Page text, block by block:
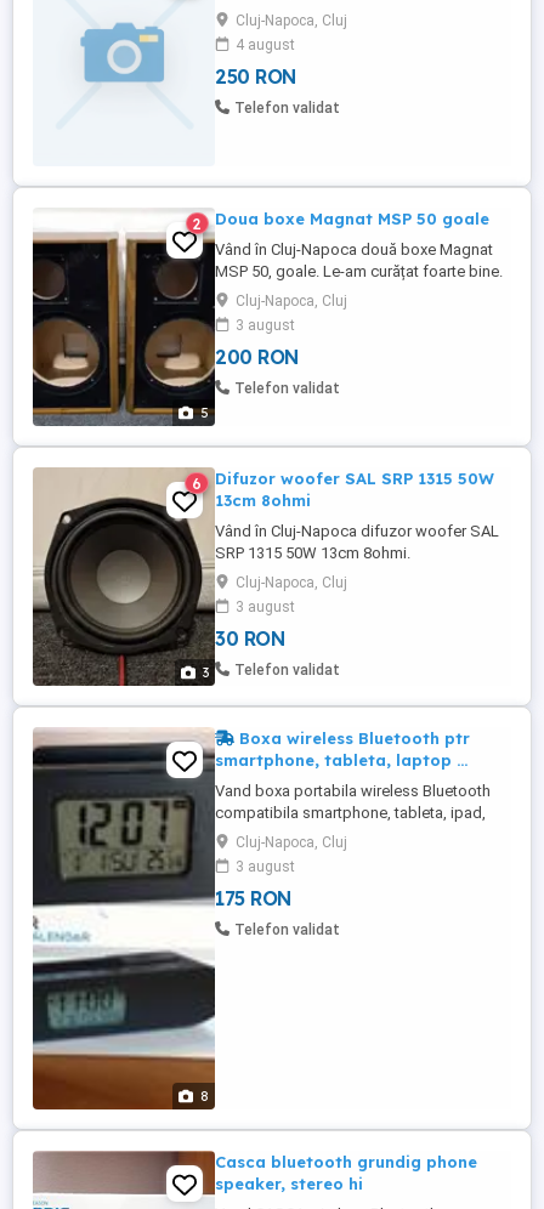
Cluj-Napoca, Cluj
4 august
250 RON
Telefon validat
5
2 Doua boxe Magnat MSP 50 goale
Vând în Cluj-Napoca două boxe Magnat
MSP 50, goale. Le-am curățat foarte bine.
Cluj-Napoca, Cluj
3 august
200 RON
Telefon validat
3
6
Difuzor woofer SAL SRP 1315 50W
13cm 8ohmi
Vând în Cluj-Napoca difuzor woofer SAL
SRP 1315 50W 13cm 8ohmi.
Cluj-Napoca, Cluj
3 august
30 RON
Telefon validat
8
Boxa wireless Bluetooth ptr
smartphone, tableta, laptop ...
Vand boxa portabila wireless Bluetooth
compatibila smartphone, tableta, ipad,
laptop, MP3 4 player, orice Bluetooth
device : model 1 : "SOUNDLOGIC" -
Olanda, stereo 2x3 wt , ceas-alarma-data-
termometru, Lithium Battery 1200mAh,
phone dockstand , dimensiuni: L 240 x l 60
Cluj-Napoca, Cluj
3 august
175 RON
Telefon validat
Casca bluetooth grundig phone
speaker, stereo hi